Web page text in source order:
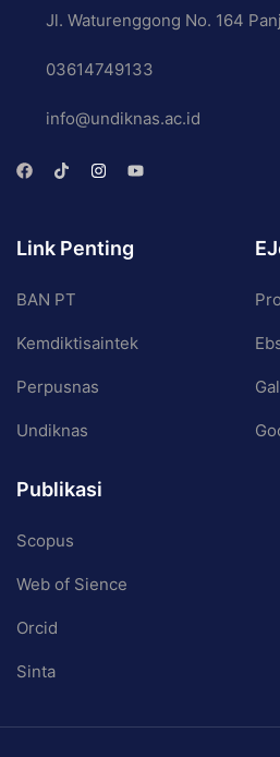
Jl. Waturenggong No. 164
03614749133
info@undiknas.ac.id
Link Penting
BAN PT
Kemdiktisaintek
Perpusnas
Undiknas
Publikasi
Scopus
Web of Sience
Orcid
Sinta